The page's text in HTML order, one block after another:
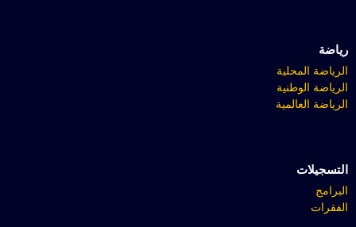
رياضة
الرياضة المحلية
الرياضة الوطنية
الرياضة العالمية
التسجيلات
البرامج
الفقرات